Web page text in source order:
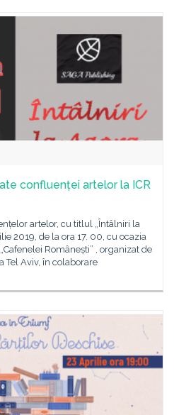
confluenței artelor la ICR
artelor, cu titlul „Întâlniri la
2019, de la ora 17. 00, cu ocazia
Românești” , organizat de
Tel Aviv, în colaborare